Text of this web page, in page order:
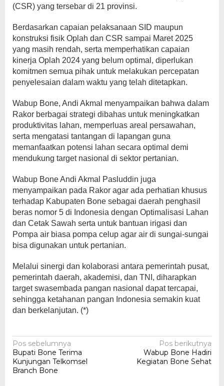
(CSR) yang tersebar di 21 provinsi.
Berdasarkan capaian pelaksanaan SID maupun
konstruksi fisik Oplah dan CSR sampai Maret 2025
yang masih rendah, serta memperhatikan capaian
kinerja Oplah 2024 yang belum optimal, diperlukan
komitmen semua pihak untuk melakukan percepatan
penyelesaian dalam waktu yang telah ditetapkan.
Wabup Bone, Andi Akmal menyampaikan bahwa dalam
Rakor berbagai strategi dibahas untuk meningkatkan
produktivitas lahan, memperluas areal persawahan,
serta mengatasi tantangan di lapangan guna
memanfaatkan potensi lahan secara optimal demi
mendukung target nasional di sektor pertanian.
Wabup Bone Andi Akmal Pasluddin juga
menyampaikan pada Rakor agar ada perhatian khusus
terhadap Kabupaten Bone sebagai daerah penghasil
beras nomor 5 di Indonesia dengan Optimalisasi Lahan
dan Cetak Sawah serta untuk bantuan irigasi dan
Pompa air biasa pompa celup agar air di sungai-sungai
bisa digunakan untuk pertanian.
Melalui sinergi dan kolaborasi antara pemerintah pusat,
pemerintah daerah, akademisi, dan TNI, diharapkan
target swasembada pangan nasional dapat tercapai,
sehingga ketahanan pangan Indonesia semakin kuat
dan berkelanjutan. (*)
Navigasi
pos
Pos sebelumnya
Bupati Bone Terima
Kunjungan Telkomsel
Branch Bone
Pos berikutnya
Wabup Bone Hadiri
Kegiatan Bone Sehat